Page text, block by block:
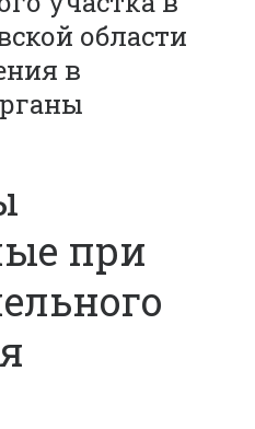
области
в
при